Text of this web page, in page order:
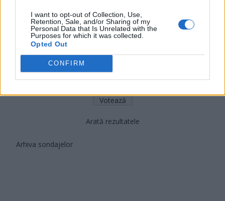
I want to opt-out of Collection, Use,
Retention, Sale, and/or Sharing of my
Personal Data that Is Unrelated with the
Purposes for which it was collected.
Opted Out
CONFIRM
PNCR (Terheș)
Partidul Patrioților (Surugiu)
FAR (Coarnă)
România pe Primul Loc (Ponta)
Altul
Arată rezultatele
Arhiva sondajelor